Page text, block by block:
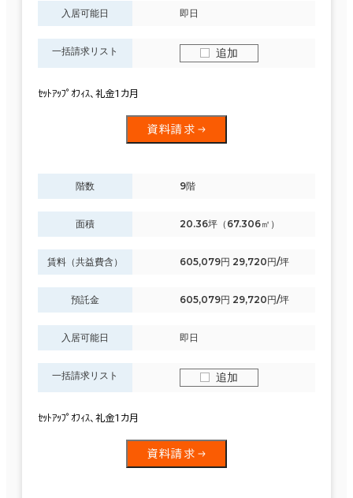
入居可能日 即日
一括請求リスト 追加
ｾｯﾄｱｯﾌﾟｵﾌｨｽ、礼金1カ月
資料請求
階数 9階
面積 20.36坪（67.306㎡）
賃料（共益費含） 605,079円 29,720円/坪
預託金 605,079円 29,720円/坪
入居可能日 即日
一括請求リスト 追加
ｾｯﾄｱｯﾌﾟｵﾌｨｽ、礼金1カ月
資料請求